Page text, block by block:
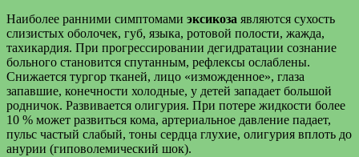
Наиболее ранними симптомами эксикоза являются сухость
слизистых оболочек, губ, языка, ротовой полости, жажда,
тахикардия. При прогрессировании дегидратации сознание
больного становится спутанным, рефлексы ослаблены.
Снижается тургор тканей, лицо «изможденное», глаза
запавшие, конечности холодные, у детей западает большой
родничок. Развивается олигурия. При потере жидкости более
10 % может развиться кома, артериальное давление падает,
пульс частый слабый, тоны сердца глухие, олигурия вплоть до
анурии (гиповолемический шок).